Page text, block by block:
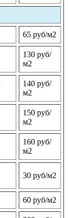
65 руб/м2
130 руб/
м2
140 руб/
м2
150 руб/
м2
160 руб/
м2
30 руб/м2
60 руб/м2